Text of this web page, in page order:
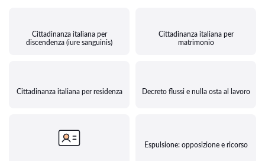
Cittadinanza italiana per
discendenza (iure sanguinis)
Cittadinanza italiana per
matrimonio
Cittadinanza italiana per residenza Decreto flussi e nulla osta al lavoro
Espulsione: opposizione e ricorso